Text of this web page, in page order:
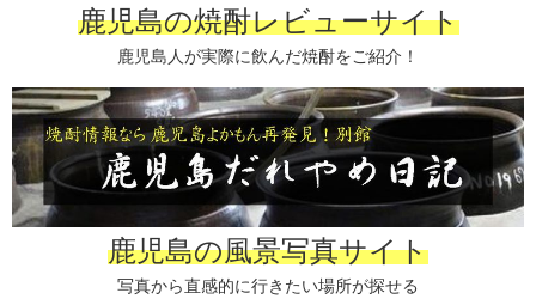
鹿児島の焼酎レビューサイト
鹿児島人が実際に飲んだ焼酎をご紹介！
鹿児島の風景写真サイト
写真から直感的に行きたい場所が探せる